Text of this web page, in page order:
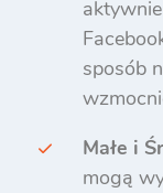
sposób
Małe i
mogą